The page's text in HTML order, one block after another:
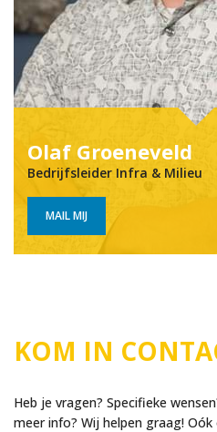
Olaf Groe­ne­veld
Bedrijfsleider Infra & Milieu
MAIL MIJ
KOM IN
Heb je vragen? Specifieke
meer info? Wij helpen graag!